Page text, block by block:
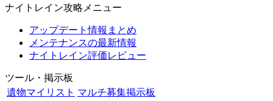
ナイトレイン攻略メニュー
アップデート情報まとめ
メンテナンスの最新情報
ナイトレイン評価レビュー
ツール・掲示板
遺物マイリスト マルチ募集掲示板